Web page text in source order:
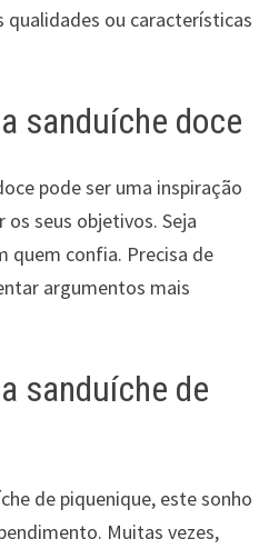
ou características
sanduíche doce
pode ser uma inspiração
seus objetivos. Seja
quem confia. Precisa de
argumentos mais
sanduíche de
de piquenique, este sonho
Muitas vezes,